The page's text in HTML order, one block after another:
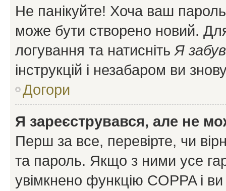
Не панікуйте! Хоча ваш
може бути створено новий.
логування та натисніть Я
інструкцій і незабаром ви
Догори
Я зареєструвався, але не
Перш за все, перевірте, чи
та пароль. Якщо з ними усе
увімкнено функцію COPPA і